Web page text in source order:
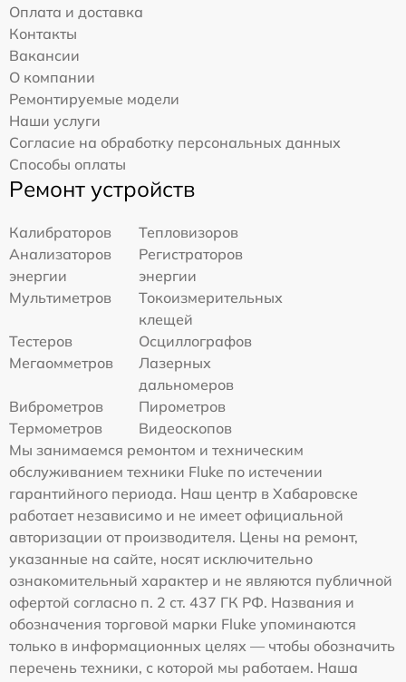
Оплата и доставка
Контакты
Вакансии
О компании
Ремонтируемые модели
Наши услуги
Согласие на обработку персональных данных
Способы оплаты
Ремонт устройств
Калибраторов
Тепловизоров
Анализаторов
энергии
Регистраторов
энергии
Мультиметров
Токоизмерительных
клещей
Тестеров
Осциллографов
Мегаомметров
Лазерных
дальномеров
Виброметров
Пирометров
Термометров
Видеоскопов
Мы занимаемся ремонтом и техническим
обслуживанием техники Fluke по истечении
гарантийного периода. Наш центр в Хабаровске
работает независимо и не имеет официальной
авторизации от производителя. Цены на ремонт,
указанные на сайте, носят исключительно
ознакомительный характер и не являются публичной
офертой согласно п. 2 ст. 437 ГК РФ. Названия и
обозначения торговой марки Fluke упоминаются
только в информационных целях — чтобы обозначить
перечень техники, с которой мы работаем. Наша